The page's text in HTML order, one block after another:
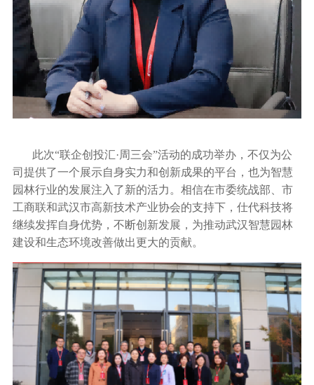
此次“联企创投汇·周三会”活动的成功举办，不仅为公
司提供了一个展示自身实力和创新成果的平台，也为智慧
园林行业的发展注入了新的活力。相信在市委统战部、市
工商联和武汉市高新技术产业协会的支持下，仕代科技将
继续发挥自身优势，不断创新发展，为推动武汉智慧园林
建设和生态环境改善做出更大的贡献。